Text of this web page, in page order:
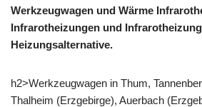
Werkzeugwagen und Wärme
Infrarotheizungen und
Heizungsalternative.
h2>Werkzeugwagen in Thum,
Thalheim (Erzgebirge), Auerbach